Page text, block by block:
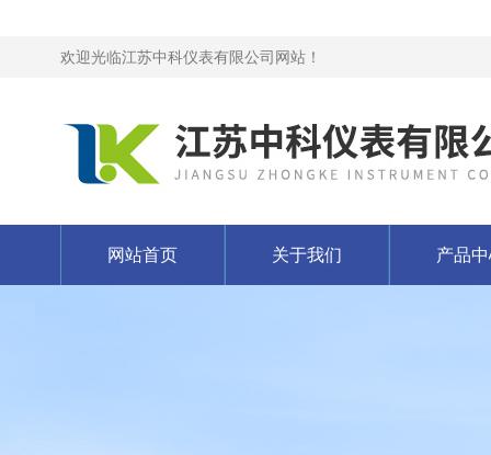
欢迎光临江苏中科仪表有限公司网站！
网站首页 关于我们 产品